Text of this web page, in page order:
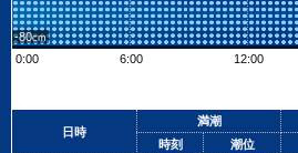
-80
0:00
6:00 12:00
+
日時
満潮
時刻
潮位